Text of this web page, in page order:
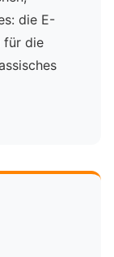
die E-
für die